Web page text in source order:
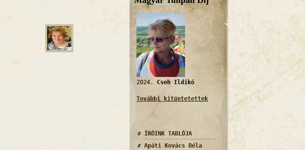
2024. Cseh Ildikó
További kitüntetettek
ÍRÓINK TABLÓJA
Apáti Kovács Béla